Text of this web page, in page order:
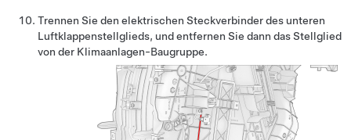
Trennen Sie den elektrischen Steckverbinder des unteren
Luftklappenstellglieds, und entfernen Sie dann das Stellglied
von der Klimaanlagen-Baugruppe.